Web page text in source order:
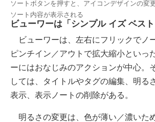
ソートボタンを押すと、アイコンデザインの変
ソート内容が表示される
ビューワーは「シンプル イズ ベスト
ビューワーは、左右にフリックでノ
ピンチイン／アウトで拡大縮小といっ
ーにはおなじみのアクションが中心。
しては、タイトルやタグの編集、明る
表示、表示ノートの削除がある。
明るさの変更は、色が薄い／濃いた